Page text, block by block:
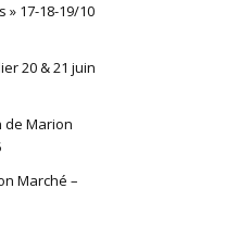
» 17-18-19/10
20 & 21 juin
de Marion
Marché –